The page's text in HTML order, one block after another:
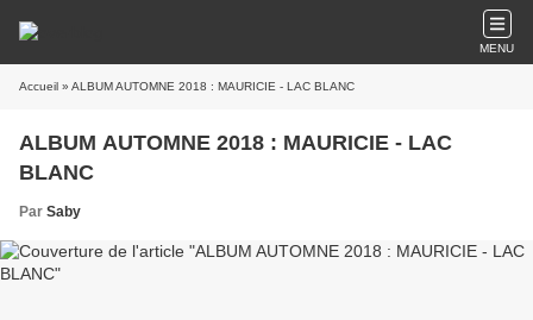
MENU
Accueil » ALBUM AUTOMNE 2018 : MAURICIE - LAC BLANC
ALBUM AUTOMNE 2018 : MAURICIE - LAC
BLANC
Par Saby